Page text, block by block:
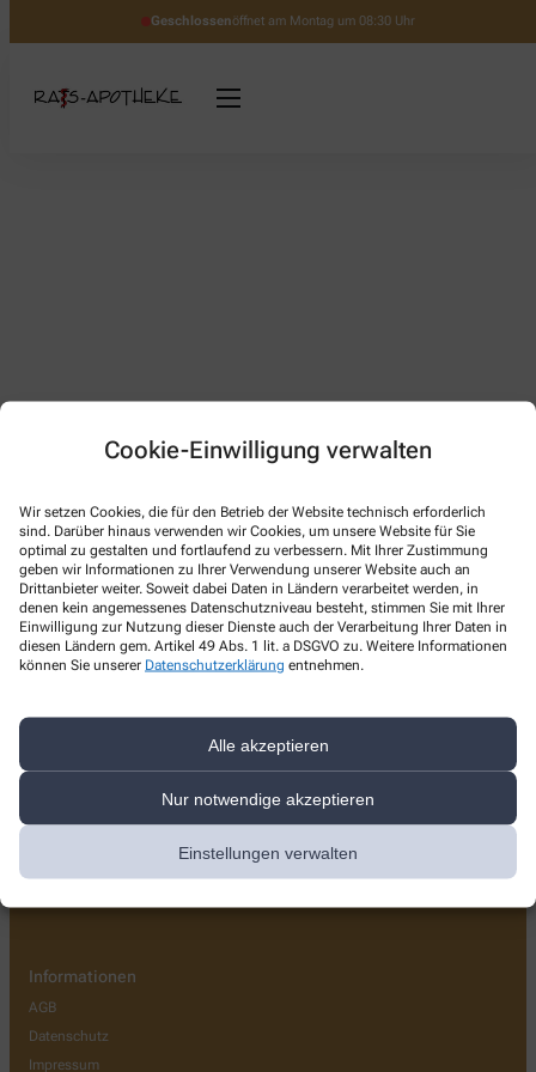
Cookie-Einwilligung verwalten
Wir setzen Cookies, die für den Betrieb der Website technisch erforderlich
sind. Darüber hinaus verwenden wir Cookies, um unsere Website für Sie
optimal zu gestalten und fortlaufend zu verbessern. Mit Ihrer Zustimmung
geben wir Informationen zu Ihrer Verwendung unserer Website auch an
Drittanbieter weiter. Soweit dabei Daten in Ländern verarbeitet werden, in
denen kein angemessenes Datenschutzniveau besteht, stimmen Sie mit Ihrer
Einwilligung zur Nutzung dieser Dienste auch der Verarbeitung Ihrer Daten in
diesen Ländern gem. Artikel 49 Abs. 1 lit. a DSGVO zu. Weitere Informationen
können Sie unserer Datenschutzerklärung entnehmen.
Alle akzeptieren
Nur notwendige akzeptieren
Einstellungen verwalten
Geschlossenöffnet am Montag um 08:30 Uhr
Rats-Apotheke
Rathausplatz 7,52072 Aachen
+49-241/1 29 64
+49-241/9 12 90 33
Informationen
AGB
Datenschutz
Impressum